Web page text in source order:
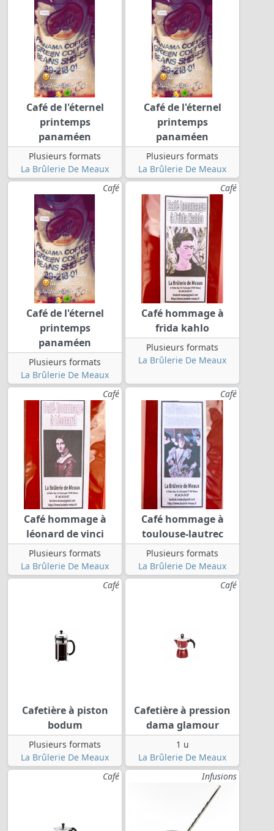
Café de l'éternel
printemps
panaméen
Plusieurs formats
La Brûlerie De Meaux
Café de l'éternel
printemps
panaméen
Plusieurs formats
La Brûlerie De Meaux
Café
Café de l'éternel
printemps
panaméen
Plusieurs formats
La Brûlerie De Meaux
Café
Café hommage à
frida kahlo
Plusieurs formats
La Brûlerie De Meaux
Café
Café hommage à
léonard de vinci
Plusieurs formats
La Brûlerie De Meaux
Café
Café hommage à
toulouse-lautrec
Plusieurs formats
La Brûlerie De Meaux
Café
Cafetière à piston
bodum
Plusieurs formats
La Brûlerie De Meaux
Café
Cafetière à pression
dama glamour
1 u
La Brûlerie De Meaux
Café
Infusions